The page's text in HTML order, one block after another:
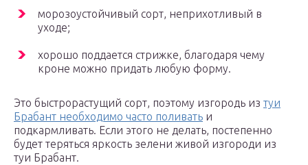
морозоустойчивый сорт, неприхотливый в
уходе;
хорошо поддается стрижке, благодаря чему
кроне можно придать любую форму.
Это быстрорастущий сорт, поэтому изгородь из туи
Брабант необходимо часто поливать и
подкармливать. Если этого не делать, постепенно
будет теряться яркость зелени живой изгороди из
туи Брабант.